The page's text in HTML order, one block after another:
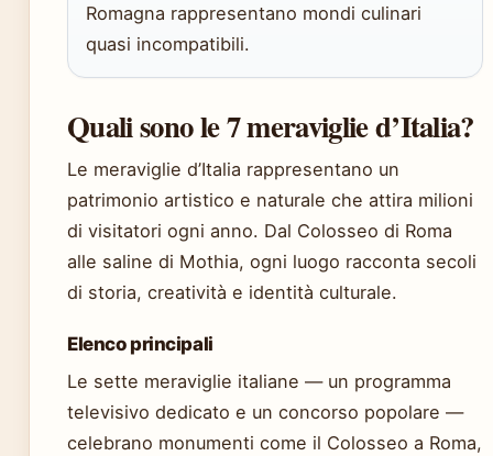
Romagna rappresentano mondi culinari
quasi incompatibili.
Quali sono le 7 meraviglie d’Italia?
Le meraviglie d’Italia rappresentano un
patrimonio artistico e naturale che attira milioni
di visitatori ogni anno. Dal Colosseo di Roma
alle saline di Mothia, ogni luogo racconta secoli
di storia, creatività e identità culturale.
Elenco principali
Le sette meraviglie italiane — un programma
televisivo dedicato e un concorso popolare —
celebrano monumenti come il Colosseo a Roma,